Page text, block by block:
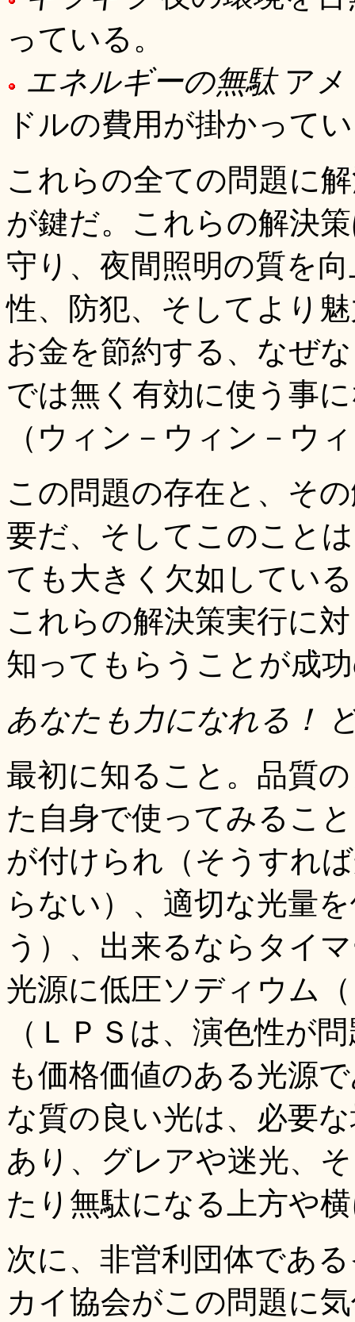
っている。
エネルギーの無駄 ア
ドルの費用が掛かって
これらの全ての問題に
が鍵だ。これらの解決
守り、夜間照明の質を
性、防犯、そしてより
お金を節約する、なぜ
では無く有効に使う事
（ウィン－ウィン－ウ
この問題の存在と、そ
要だ、そしてこのこと
ても大きく欠如してい
これらの解決策実行に
知ってもらうことが成
あなたも力になれる！
最初に知ること。品質
た自身で使ってみるこ
が付けられ（そうすれ
らない）、適切な光量
う）、出来るならタイ
光源に低圧ソディウム
（ＬＰＳは、演色性が
も価格価値のある光源
な質の良い光は、必要
あり、グレアや迷光、
たり無駄になる上方や
次に、非営利団体であ
カイ協会がこの問題に